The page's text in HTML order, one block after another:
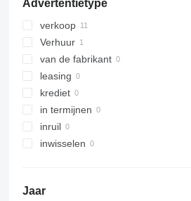
Advertentietype
verkoop
Verhuur
van de fabrikant
leasing
krediet
in termijnen
inruil
inwisselen
Jaar